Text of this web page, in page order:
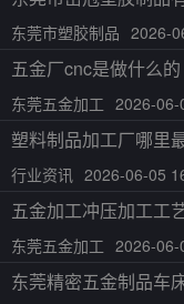
东莞市塑胶制品 2026-
五金厂cnc是做什么的
东莞五金加工 2026-
塑料制品加工厂哪里
行业资讯 2026-06-05
五金加工冲压加工工
东莞五金加工 2026-06-
东莞精密五金制品车